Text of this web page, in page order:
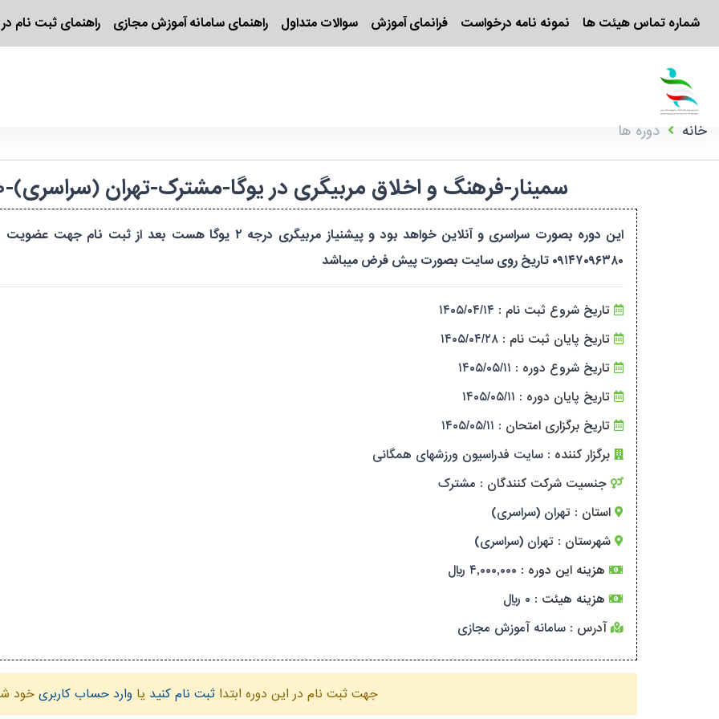
شماره تماس هیئت ها نمونه نامه درخواست فرانمای آموزش سوالات متداول راهنمای سامانه آموزش مجازی راهنمای ثبت نام
خانه دوره ها
سمینار-فرهنگ و اخلاق مربیگری در یوگا-مشترک-تهران (سراسری)-۱۴۰۵۴۱۴۲۰۳۸۶۴/۱۲۷۴۹۰
این دوره بصورت سراسری و آنلاین خواهد بود و پیشنیاز مربیگری درجه ۲
۰۹۱۴۷۰۹۶۳۸۰ تاریخ روی سایت بصورت پیش فرض میباشد
تاریخ شروع ثبت نام : ۱۴۰۵/۰۴/۱۴
تاریخ پایان ثبت نام : ۱۴۰۵/۰۴/۲۸
تاریخ شروع دوره : ۱۴۰۵/۰۵/۱۱
تاریخ پایان دوره : ۱۴۰۵/۰۵/۱۱
تاریخ برگزاری امتحان : ۱۴۰۵/۰۵/۱۱
برگزار کننده : سایت فدراسیون ورزشهای همگانی
جنسیت شرکت کنندگان : مشترک
استان : تهران (سراسری)
شهرستان : تهران (سراسری)
هزینه این دوره : ۴,۰۰۰,۰۰۰ ریال
هزینه هیئت : ۰ ریال
آدرس : سامانه آموزش مجازی
جهت ثبت نام در این دوره ابتداثبت نام کنید یا وارد حساب کاربری خود